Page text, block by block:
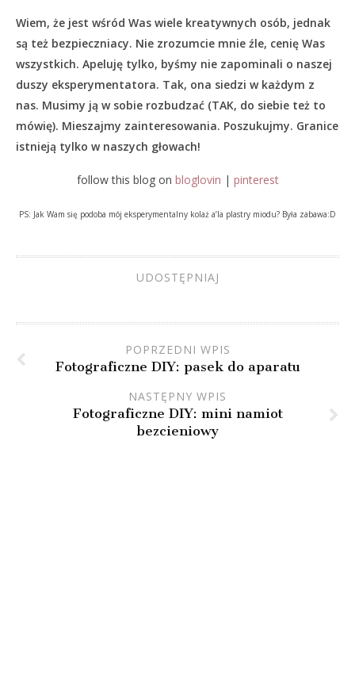
Wiem, że jest wśród Was wiele kreatywnych osób, jednak
są też bezpieczniacy. Nie zrozumcie mnie źle, cenię Was
wszystkich. Apeluję tylko, byśmy nie zapominali o naszej
duszy eksperymentatora. Tak, ona siedzi w każdym z
nas. Musimy ją w sobie rozbudzać (TAK, do siebie też to
mówię). Mieszajmy zainteresowania. Poszukujmy. Granice
istnieją tylko w naszych głowach!
follow this blog on bloglovin | pinterest
PS: Jak Wam się podoba mój eksperymentalny kolaż a’la plastry miodu? Była zabawa:D
UDOSTĘPNIAJ
POPRZEDNI WPIS
Fotograficzne DIY: pasek do aparatu
NASTĘPNY WPIS
Fotograficzne DIY: mini namiot
bezcieniowy